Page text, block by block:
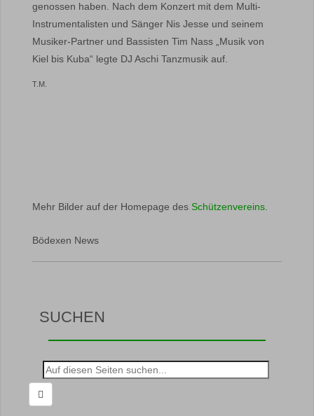
genossen haben. Nach dem Konzert mit dem Multi-
Instrumentalisten und Sänger Nis Jesse und seinem
Musiker-Partner und Bassisten Tim Nass „Musik von
Kiel bis Kuba“ legte DJ Aschi Tanzmusik auf.
T.M.
Mehr Bilder auf der Homepage des Schützenvereins
Bödexen News
SUCHEN
Suche
nach: